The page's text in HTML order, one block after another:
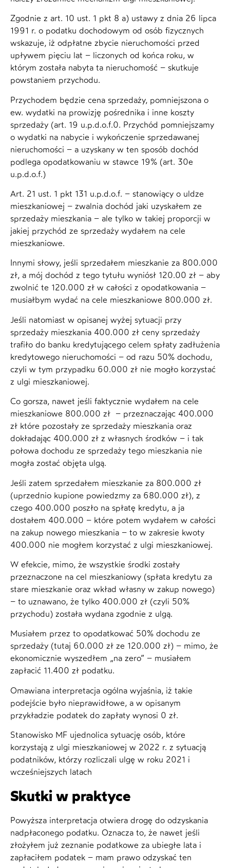
Zgodnie z art. 10 ust. 1 pkt 8 a) ustawy z dnia 26 lipca
1991 r. o podatku dochodowym od osób fizycznych
wskazuje, iż odpłatne zbycie nieruchomości przed
upływem pięciu lat – liczonych od końca roku, w
którym została nabyta ta nieruchomość – skutkuje
powstaniem przychodu.
Przychodem będzie cena sprzedaży, pomniejszona o
ew. wydatki na prowizję pośrednika i inne koszty
sprzedaży (art. 19 u.p.d.o.f.0. Przychód pomniejszamy
o wydatki na nabycie i wykończenie sprzedawanej
nieruchomości – a uzyskany w ten sposób dochód
podlega opodatkowaniu w stawce 19% (art. 30e
u.p.d.o.f.)
Art. 21 ust. 1 pkt 131 u.p.d.o.f. – stanowiący o uldze
mieszkaniowej – zwalnia dochód jaki uzyskałem ze
sprzedaży mieszkania – ale tylko w takiej proporcji w
jakiej przychód ze sprzedaży wydałem na cele
mieszkaniowe.
Innymi słowy, jeśli sprzedałem mieszkanie za 800.000
zł, a mój dochód z tego tytułu wyniósł 120.00 zł – aby
zwolnić te 120.000 zł w całości z opodatkowania –
musiałbym wydać na cele mieszkaniowe 800.000 zł.
Jeśli natomiast w opisanej wyżej sytuacji przy
sprzedaży mieszkania 400.000 zł ceny sprzedaży
trafiło do banku kredytującego celem spłaty zadłużenia
kredytowego nieruchomości – od razu 50% dochodu,
czyli w tym przypadku 60.000 zł nie mogło korzystać
z ulgi mieszkaniowej.
Co gorsza, nawet jeśli faktycznie wydałem na cele
mieszkaniowe 800.000 zł – przeznaczając 400.000
zł które pozostały ze sprzedaży mieszkania oraz
dokładając 400.000 zł z własnych środków – i tak
połowa dochodu ze sprzedaży tego mieszkania nie
mogła zostać objęta ulgą.
Jeśli zatem sprzedałem mieszkanie za 800.000 zł
(uprzednio kupione powiedzmy za 680.000 zł), z
czego 400.000 poszło na spłatę kredytu, a ja
dostałem 400.000 – które potem wydałem w całości
na zakup nowego mieszkania – to w zakresie kwoty
400.000 nie mogłem korzystać z ulgi mieszkaniowej.
W efekcie, mimo, że wszystkie środki zostały
przeznaczone na cel mieszkaniowy (spłata kredytu za
stare mieszkanie oraz wkład własny w zakup nowego)
– to uznawano, że tylko 400.000 zł (czyli 50%
przychodu) została wydana zgodnie z ulgą.
Musiałem przez to opodatkować 50% dochodu ze
sprzedaży (tutaj 60.000 zł ze 120.000 zł) – mimo, że
ekonomicznie wyszedłem „na zero” – musiałem
zapłacić 11.400 zł podatku.
Omawiana interpretacja ogólna wyjaśnia, iż takie
podejście było nieprawidłowe, a w opisanym
przykładzie podatek do zapłaty wynosi 0 zł.
Stanowisko MF ujednolica sytuację osób, które
korzystają z ulgi mieszkaniowej w 2022 r. z sytuacją
podatników, którzy rozliczali ulgę w roku 2021 i
wcześniejszych latach
Skutki w praktyce
Powyższa interpretacja otwiera drogę do odzyskania
nadpłaconego podatku. Oznacza to, że nawet jeśli
złożyłem już zeznanie podatkowe za ubiegłe lata i
zapłaciłem podatek – mam prawo odzyskać ten